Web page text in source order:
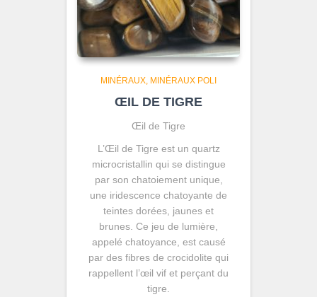
MINÉRAUX MINÉRAUX POLI
ŒIL DE TIGRE
Œil de Tigre
L’Œil de Tigre est un quartz
microcristallin qui se distingue
par son chatoiement unique,
une iridescence chatoyante de
teintes dorées, jaunes et
brunes. Ce jeu de lumière,
appelé chatoyance, est causé
par des fibres de crocidolite qui
rappellent l’œil vif et perçant du
tigre.